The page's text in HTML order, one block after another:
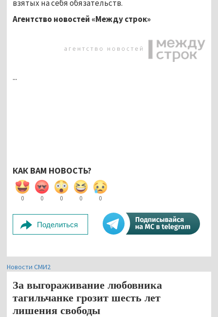
взятых на себя обязательств.
Агентство новостей «Между строк»
...
КАК ВАМ НОВОСТЬ?
0 0 0 0 0
Поделиться
Новости СМИ2
За выгораживание любовника
тагильчанке грозит шесть лет
лишения свободы